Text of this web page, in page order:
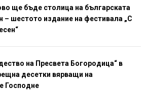
ще бъде столица на българската
– шестото издание на фестивала „С
на Пресвета Богородица“ в
десетки вярващи на
Господне